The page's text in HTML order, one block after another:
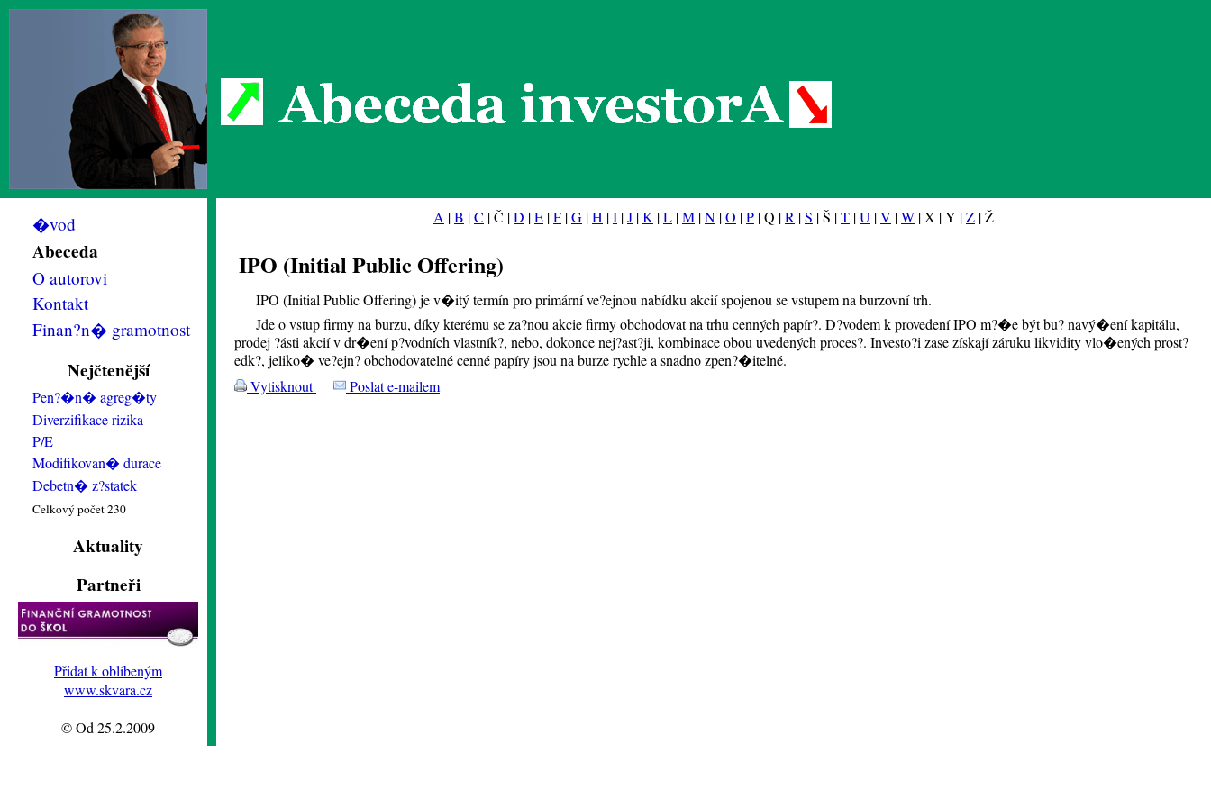
Abeceda investorA
�vod
Abeceda
O autorovi
Kontakt
Finan?n� gramotnost
Nejčtenější
Pen?�n� agreg�ty
Diverzifikace rizika
P/E
Modifikovan� durace
Debetn� z?statek
Celkový počet 230
Aktuality
Partneři
Přidat k oblíbeným
www.skvara.cz
© Od 25.2.2009
A |B |C | Č |D |E |F |G |H |I |J |K |L |M |N |O |P | Q |R |S | Š |T |U |V |W | X | Y |Z | Ž
IPO (Initial Public Offering)
IPO (Initial Public Offering) je v�itý termín pro primární ve?ejnou nabídku akcií spojenou se vstupem na burzovní trh.
Jde o vstup firmy na burzu, díky kterému se za?nou akcie firmy obchodovat na trhu cenných papír?. D?vodem k provedení IPO m?�e být bu? navý�ení kapitálu,
prodej ?ásti akcií v dr�ení p?vodních vlastník?, nebo, dokonce nej?ast?ji, kombinace obou uvedených proces?. Investo?i zase získají záruku likvidity vlo�ených prost?
edk?, jeliko� ve?ejn? obchodovatelné cenné papíry jsou na burze rychle a snadno zpen?�itelné.
Vytisknout
Poslat e-mailem